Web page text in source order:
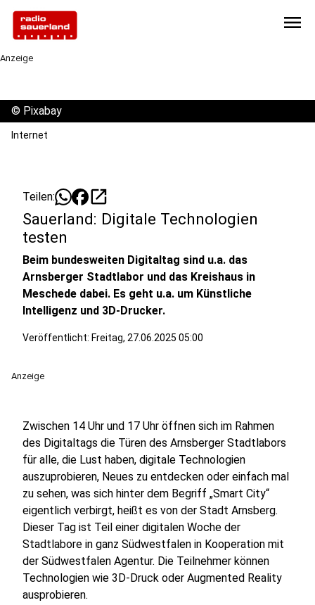
menu
Anzeige
© Pixabay
Internet
Teilen: open_in_new
Sauerland: Digitale Technologien
testen
Beim bundesweiten Digitaltag sind u.a. das
Arnsberger Stadtlabor und das Kreishaus in
Meschede dabei. Es geht u.a. um Künstliche
Intelligenz und 3D-Drucker.
Veröffentlicht: Freitag, 27.06.2025 05:00
Anzeige
Zwischen 14 Uhr und 17 Uhr öffnen sich im Rahmen
des Digitaltags die Türen des Arnsberger Stadtlabors
für alle, die Lust haben, digitale Technologien
auszuprobieren, Neues zu entdecken oder einfach mal
zu sehen, was sich hinter dem Begriff „Smart City“
eigentlich verbirgt, heißt es von der Stadt Arnsberg.
Dieser Tag ist Teil einer digitalen Woche der
Stadtlabore in ganz Südwestfalen in Kooperation mit
der Südwestfalen Agentur. Die Teilnehmer können
Technologien wie 3D-Druck oder Augmented Reality
ausprobieren.